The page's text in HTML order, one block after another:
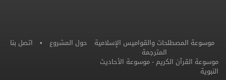
حول المشروع • اتصل بنا موسوعة المصطلحات والقواميس الإسلامية
المترجمة
موسوعة القرآن الكريم -موسوعة الأحاديث
النبوية